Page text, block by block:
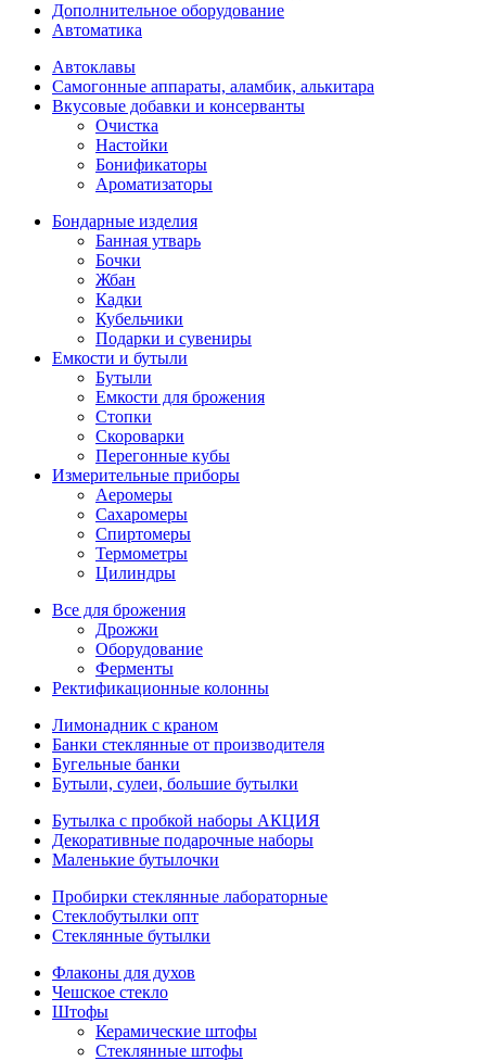
Дополнительное оборудование
Автоматика
Автоклавы
Самогонные аппараты, аламбик, алькитара
Вкусовые добавки и консерванты
Очистка
Настойки
Бонификаторы
Ароматизаторы
Бондарные изделия
Банная утварь
Бочки
Жбан
Кадки
Кубельчики
Подарки и сувениры
Емкости и бутыли
Бутыли
Емкости для брожения
Стопки
Скороварки
Перегонные кубы
Измерительные приборы
Аеромеры
Сахаромеры
Спиртомеры
Термометры
Цилиндры
Все для брожения
Дрожжи
Оборудование
Ферменты
Ректификационные колонны
Лимонадник с краном
Банки стеклянные от производителя
Бугельные банки
Бутыли, сулеи, большие бутылки
Бутылка с пробкой наборы АКЦИЯ
Декоративные подарочные наборы
Маленькие бутылочки
Пробирки стеклянные лабораторные
Стеклобутылки опт
Стеклянные бутылки
Флаконы для духов
Чешское стекло
Штофы
Керамические штофы
Стеклянные штофы